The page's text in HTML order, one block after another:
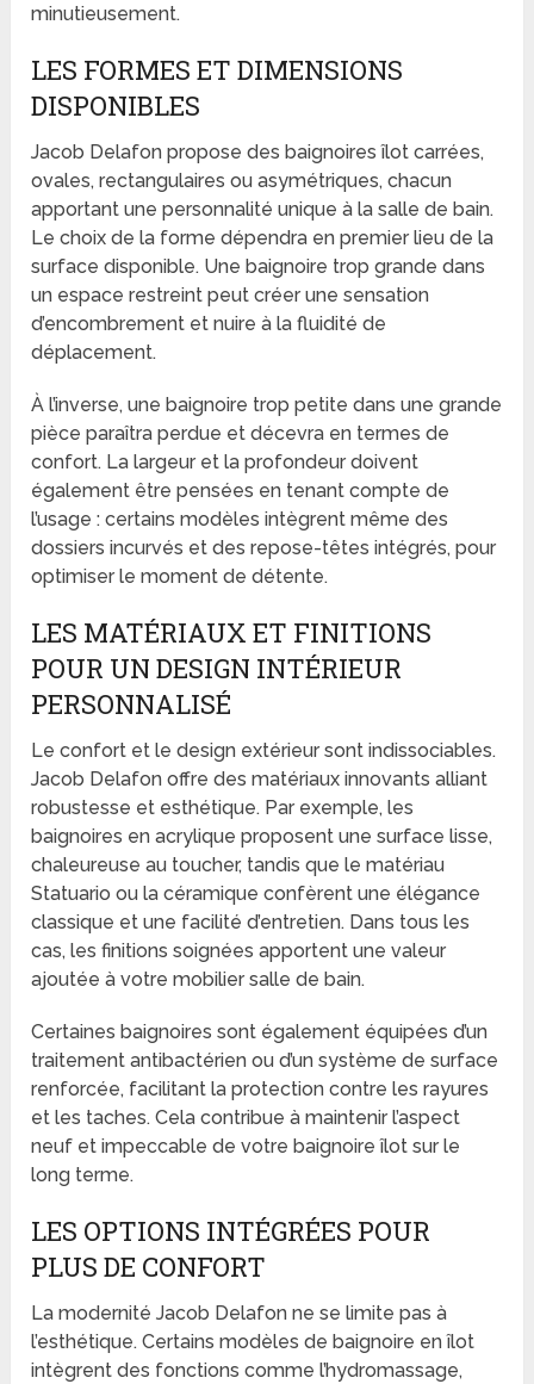
minutieusement.
LES FORMES ET DIMENSIONS
DISPONIBLES
Jacob Delafon propose des baignoires îlot carrées,
ovales, rectangulaires ou asymétriques, chacun
apportant une personnalité unique à la salle de bain.
Le choix de la forme dépendra en premier lieu de la
surface disponible. Une baignoire trop grande dans
un espace restreint peut créer une sensation
d’encombrement et nuire à la fluidité de
déplacement.
À l’inverse, une baignoire trop petite dans une grande
pièce paraîtra perdue et décevra en termes de
confort. La largeur et la profondeur doivent
également être pensées en tenant compte de
l’usage : certains modèles intègrent même des
dossiers incurvés et des repose-têtes intégrés, pour
optimiser le moment de détente.
LES MATÉRIAUX ET FINITIONS
POUR UN DESIGN INTÉRIEUR
PERSONNALISÉ
Le confort et le design extérieur sont indissociables.
Jacob Delafon offre des matériaux innovants alliant
robustesse et esthétique. Par exemple, les
baignoires en acrylique proposent une surface lisse,
chaleureuse au toucher, tandis que le matériau
Statuario ou la céramique confèrent une élégance
classique et une facilité d’entretien. Dans tous les
cas, les finitions soignées apportent une valeur
ajoutée à votre mobilier salle de bain.
Certaines baignoires sont également équipées d’un
traitement antibactérien ou d’un système de surface
renforcée, facilitant la protection contre les rayures
et les taches. Cela contribue à maintenir l’aspect
neuf et impeccable de votre baignoire îlot sur le
long terme.
LES OPTIONS INTÉGRÉES POUR
PLUS DE CONFORT
La modernité Jacob Delafon ne se limite pas à
l’esthétique. Certains modèles de baignoire en îlot
intègrent des fonctions comme l’hydromassage,